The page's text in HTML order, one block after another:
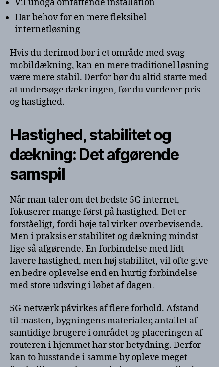
Vil undgå omfattende installation
Har behov for en mere fleksibel
internetløsning
Hvis du derimod bor i et område med svag
mobildækning, kan en mere traditionel løsning
være mere stabil. Derfor bør du altid starte med
at undersøge dækningen, før du vurderer pris
og hastighed.
Hastighed, stabilitet og
dækning: Det afgørende
samspil
Når man taler om det bedste 5G internet,
fokuserer mange først på hastighed. Det er
forståeligt, fordi høje tal virker overbevisende.
Men i praksis er stabilitet og dækning mindst
lige så afgørende. En forbindelse med lidt
lavere hastighed, men høj stabilitet, vil ofte give
en bedre oplevelse end en hurtig forbindelse
med store udsving i løbet af dagen.
5G-netværk påvirkes af flere forhold. Afstand
til masten, bygningens materialer, antallet af
samtidige brugere i området og placeringen af
routeren i hjemmet har stor betydning. Derfor
kan to husstande i samme by opleve meget